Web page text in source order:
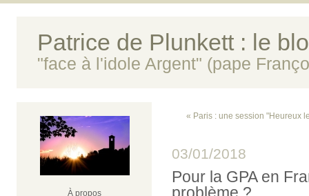
Patrice de Plunkett : le
"face à l'idole Argent" (pape
À propos
« Paris : une session "Heureux
03/01/2018
Pour la GPA en